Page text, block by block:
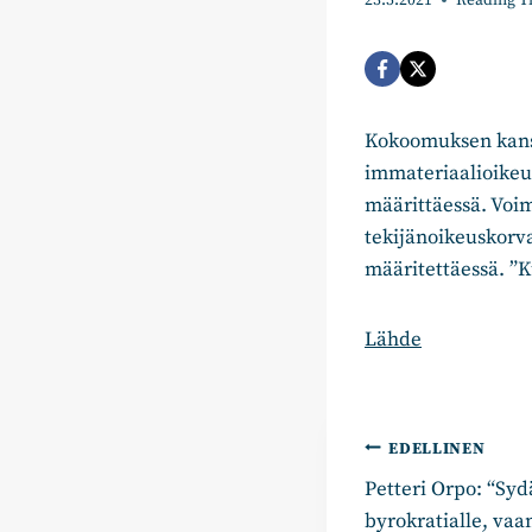
Kokoomuksen
määrittäessä.
määritettäessä.
Lähde
selaus
EDELLINEN
Petteri Orpo:
byrokratialle,